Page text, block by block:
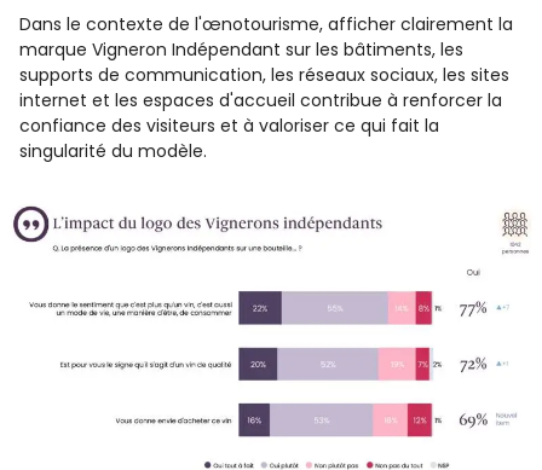
Dans le contexte de l'œnotourisme, afficher clairement la
marque Vigneron Indépendant sur les bâtiments, les
supports de communication, les réseaux sociaux, les sites
internet et les espaces d'accueil contribue à renforcer la
confiance des visiteurs et à valoriser ce qui fait la
singularité du modèle.